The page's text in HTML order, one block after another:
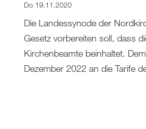
Do 19.11.2020
Die Landessynode der
Gesetz vorbereiten soll, dass
Kirchenbeamte beinhaltet.
Dezember 2022 an die Tarife